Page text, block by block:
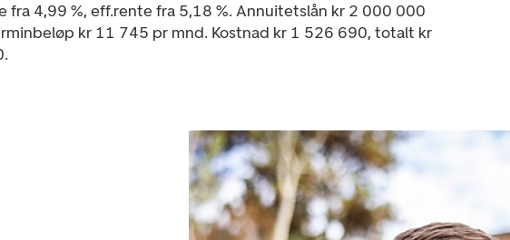
fra 4,99 %, eff.rente fra 5,18 %. Annuitetslån kr 2 000 000
kr 11 745 pr mnd. Kostnad kr 1 526 690, totalt kr